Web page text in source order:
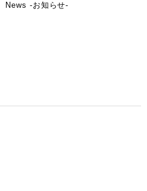
News -お知らせ-